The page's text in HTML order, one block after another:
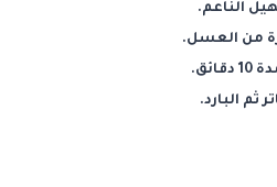
الناعم.
من العسل.
ثم البارد.